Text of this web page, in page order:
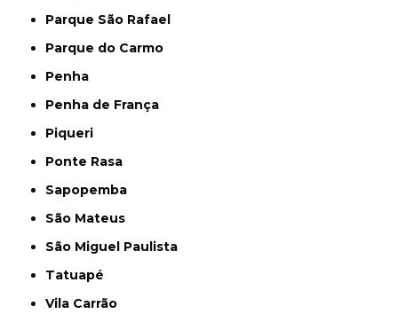
Parque São Rafael
Parque do Carmo
Penha
Penha de França
Piqueri
Ponte Rasa
Sapopemba
São Mateus
São Miguel Paulista
Tatuapé
Vila Carrão